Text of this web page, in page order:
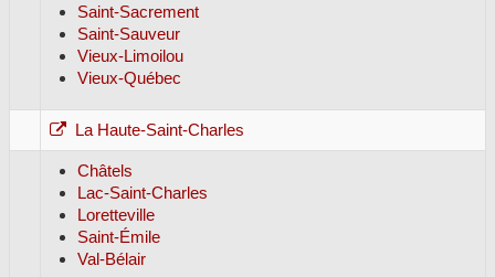
Saint-Sacrement
Saint-Sauveur
Vieux-Limoilou
Vieux-Québec
La Haute-Saint-Charles
Châtels
Lac-Saint-Charles
Loretteville
Saint-Émile
Val-Bélair